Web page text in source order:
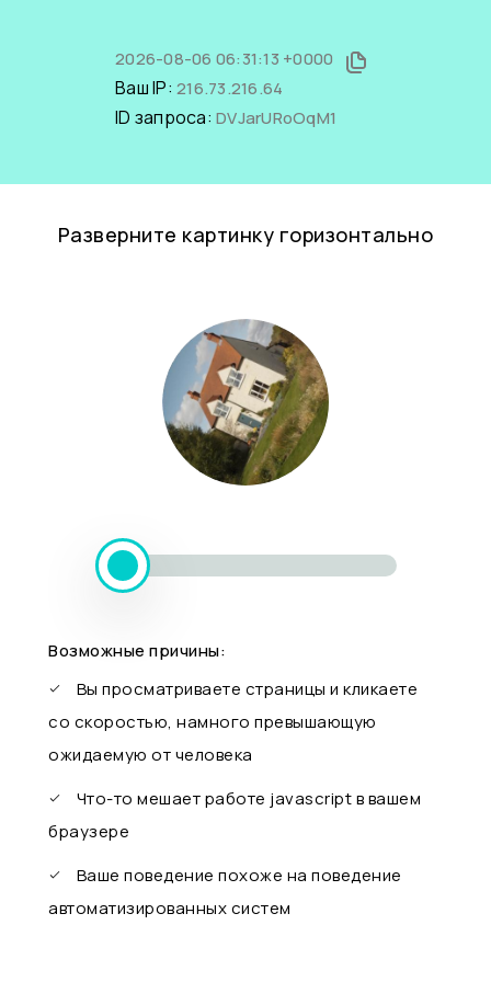
2026-08-06 06:31:13 +0000
Ваш IP: 216.73.216.64
ID запроса: DVJarURoOqM1
Разверните картинку горизонтально
Возможные причины:
Вы просматриваете страницы и кликаете
со скоростью, намного превышающую
ожидаемую от человека
Что-то мешает работе javascript в вашем
браузере
Ваше поведение похоже на поведение
автоматизированных систем